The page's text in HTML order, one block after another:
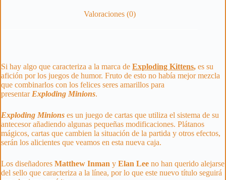
Valoraciones (0)
Si hay algo que caracteriza a la marca de Exploding Kittens, es su
afición por los juegos de humor. Fruto de esto no había mejor mezcla
que combinarlos con los felices seres amarillos para
presentar Exploding Minions.
Exploding Minions es un juego de cartas que utiliza el sistema de su
antecesor añadiendo algunas pequeñas modificaciones. Plátanos
mágicos, cartas que cambien la situación de la partida y otros efectos,
serán los alicientes que veamos en esta nueva caja.
Los diseñadores Matthew Inman y Elan Lee no han querido alejarse
del sello que caracteriza a la línea, por lo que este nuevo título seguirá